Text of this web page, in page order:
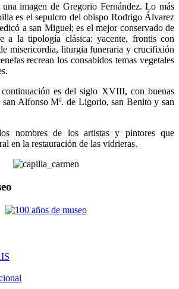
imagen de Gregorio Fernández. Lo más
es el sepulcro del obispo Rodrigo Álvarez
a san Miguel; es el mejor conservado de
a la tipología clásica: yacente, frontis con
misericordia, liturgia funeraria y crucifixión
recrean los consabidos temas vegetales
es del siglo XVIII, con buenas
san Alfonso Mª. de Ligorio, san Benito y san
nombres de los artistas y pintores que
en la restauración de las vidrieras.